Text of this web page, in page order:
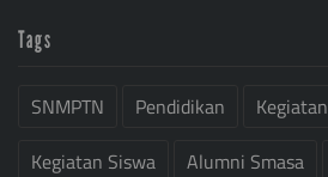
Tags
SNMPTN Pendidikan
Kegiatan Siswa
Alumni Smasa